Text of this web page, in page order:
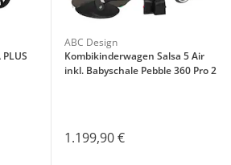
ABC Design
Kombikinderwagen Salsa 5 Air
inkl. Babyschale Pebble 360 Pro 2
1.199,90 €